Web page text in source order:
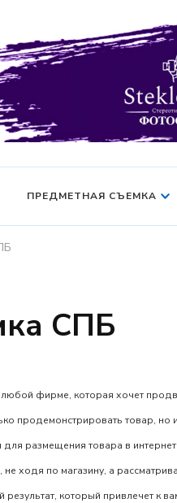
ПРЕДМЕТНАЯ СЪЕМКА
СПБ
фирме, которая хочет
продемонстрировать товар,
для размещения товара в
ходя по магазину, а
который привлечет к